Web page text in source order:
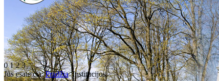
0123
Jūs esate čia:Pradžia Institucijos